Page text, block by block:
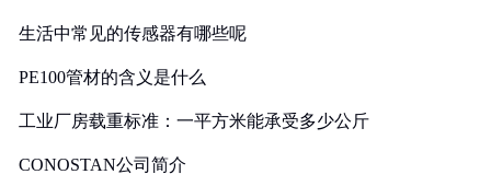
生活中常见的传感器有哪些呢
PE100管材的含义是什么
工业厂房载重标准：一平方米能承受多少公斤
CONOSTAN公司简介